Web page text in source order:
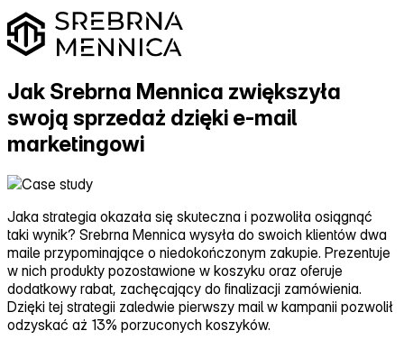
Jak Srebrna Mennica zwiększyła
swoją sprzedaż dzięki e‑mail
marketingowi
Jaka strategia okazała się skuteczna i pozwoliła osiągnąć
taki wynik? Srebrna Mennica wysyła do swoich klientów dwa
maile przypominające o niedokończonym zakupie. Prezentuje
w nich produkty pozostawione w koszyku oraz oferuje
dodatkowy rabat, zachęcający do finalizacji zamówienia.
Dzięki tej strategii zaledwie pierwszy mail w kampanii pozwolił
odzyskać aż 13% porzuconych koszyków.